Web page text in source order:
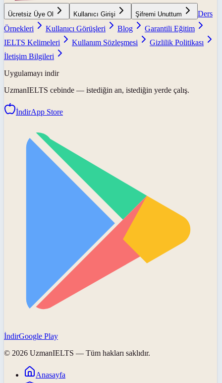
Ücretsiz Üye Ol Kullanıcı Girişi Şifremi Unuttum
Ders
Örnekleri
Kullanıcı Görüşleri Blog
Garantili Eğitim
IELTS Kelimeleri
Kullanım Sözleşmesi
Gizlilik Politikası
İletişim Bilgileri
Uygulamayı indir
UzmanIELTS cebinde — istediğin an, istediğin yerde çalış.
İndirApp Store
İndirGoogle Play
© 2026 UzmanIELTS — Tüm hakları saklıdır.
Anasayfa